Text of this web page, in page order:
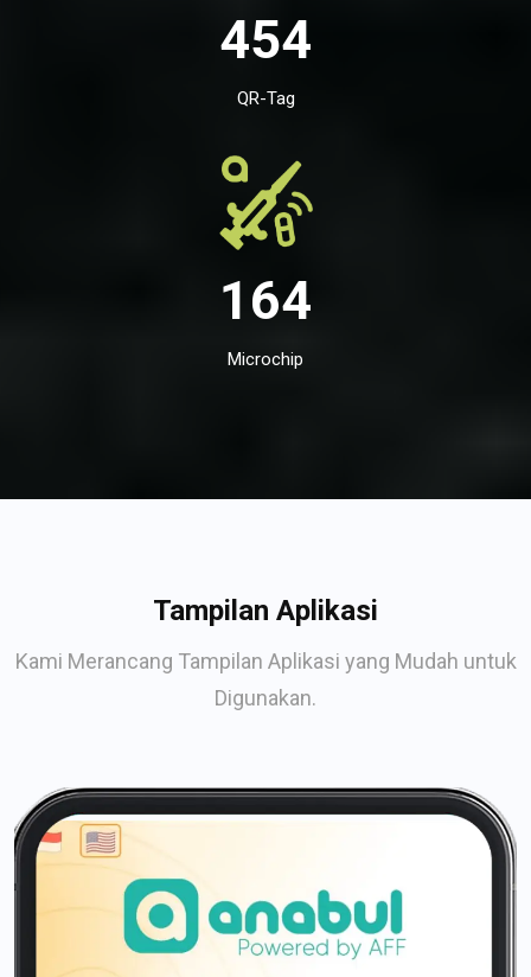
454
QR-Tag
164
Microchip
Tampilan Aplikasi
Kami Merancang Tampilan Aplikasi yang Mudah untuk
Digunakan.